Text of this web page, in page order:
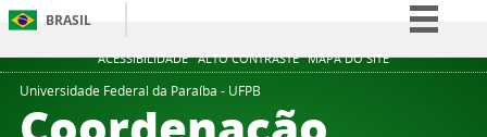
ACESSIBILIDADE ALTO CONTRASTE MAPA DO SITE
BRASIL
Simplifique!
Participe
Universidade Federal da Paraíba - UFPB